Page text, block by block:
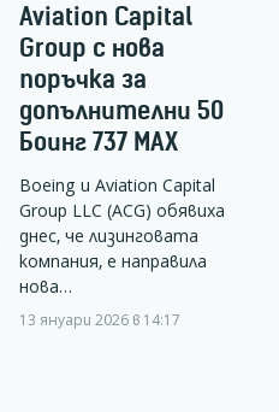
Aviation Capital
Group с нова
поръчка за
допълнителни 50
Боинг 737 MAX
Boeing и Aviation Capital
Group LLC (ACG) обявиха
днес, че лизинговата
компания, е направила
нова…
13 януари 2026 в 14:17